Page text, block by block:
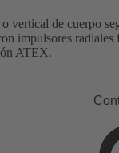
vertical de cuerpo
impulsores
ATEX.